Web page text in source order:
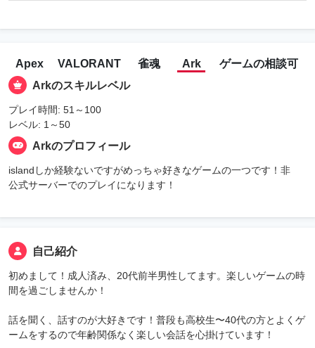
Apex VALORANT 雀魂 Ark
ゲームの相談可
Arkのスキルレベル
プレイ時間: 51～100
レベル: 1～50
Arkのプロフィール
islandしか経験ないですがめっちゃ好きなゲームの一つです！非
公式サーバーでのプレイになります！
自己紹介
初めまして！成人済み、20代前半男性してます。楽しいゲームの時
間を過ごしませんか！
話を聞く、話すのが大好きです！普段も高校生〜40代の方とよくゲ
ームをするので年齢関係なく楽しい会話を心掛けています！